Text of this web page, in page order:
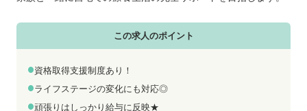
お電話でのお問い合わせ
平日 9:00～18:00
0800-555-1109
この求人のポイント
資格取得支援制度あり！
ライフステージの変化にも対応◎
頑張りはしっかり給与に反映★